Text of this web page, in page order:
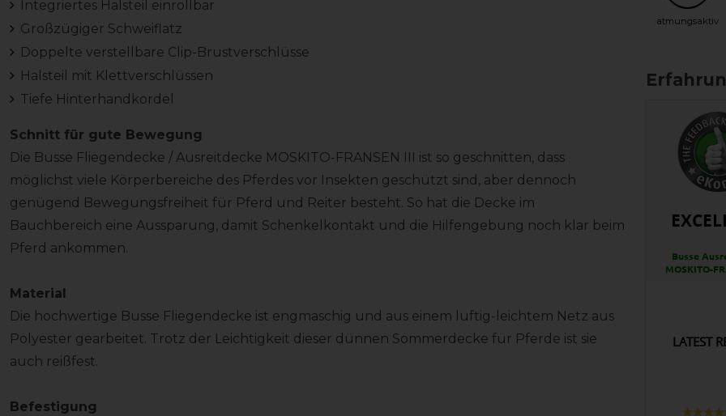
Integriertes Halsteil einrollbar
Großzügiger Schweiflatz
Doppelte verstellbare Clip-Brustverschlüsse
Halsteil mit Klettverschlüssen
Tiefe Hinterhandkordel
Schnitt für gute Bewegung
Die Busse Fliegendecke / Ausreitdecke MOSKITO-FRANSEN III ist so geschnitten, dass
möglichst viele Körperbereiche des Pferdes vor Insekten geschützt sind, aber dennoch
genügend Bewegungsfreiheit für Pferd und Reiter besteht. So hat die Decke im
Bauchbereich eine Aussparung, damit Schenkelkontakt und die Hilfengebung noch klar beim
Pferd ankommen.
Material
Die hochwertige Busse Fliegendecke ist engmaschig und aus einem luftig-leichtem Netz aus
Polyester gearbeitet. Trotz der Leichtigkeit dieser dünnen Sommerdecke für Pferde ist sie
auch reißfest.
Befestigung
atmungsaktiv
Busse
MOSKITO-
LATEST